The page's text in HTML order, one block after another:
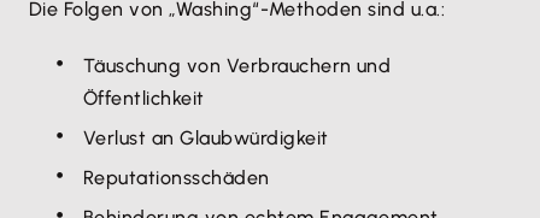
Die Folgen von „Washing“-Methoden sind u.a.:
Täuschung von Verbrauchern und
Öffentlichkeit
Verlust an Glaubwürdigkeit
Reputationsschäden